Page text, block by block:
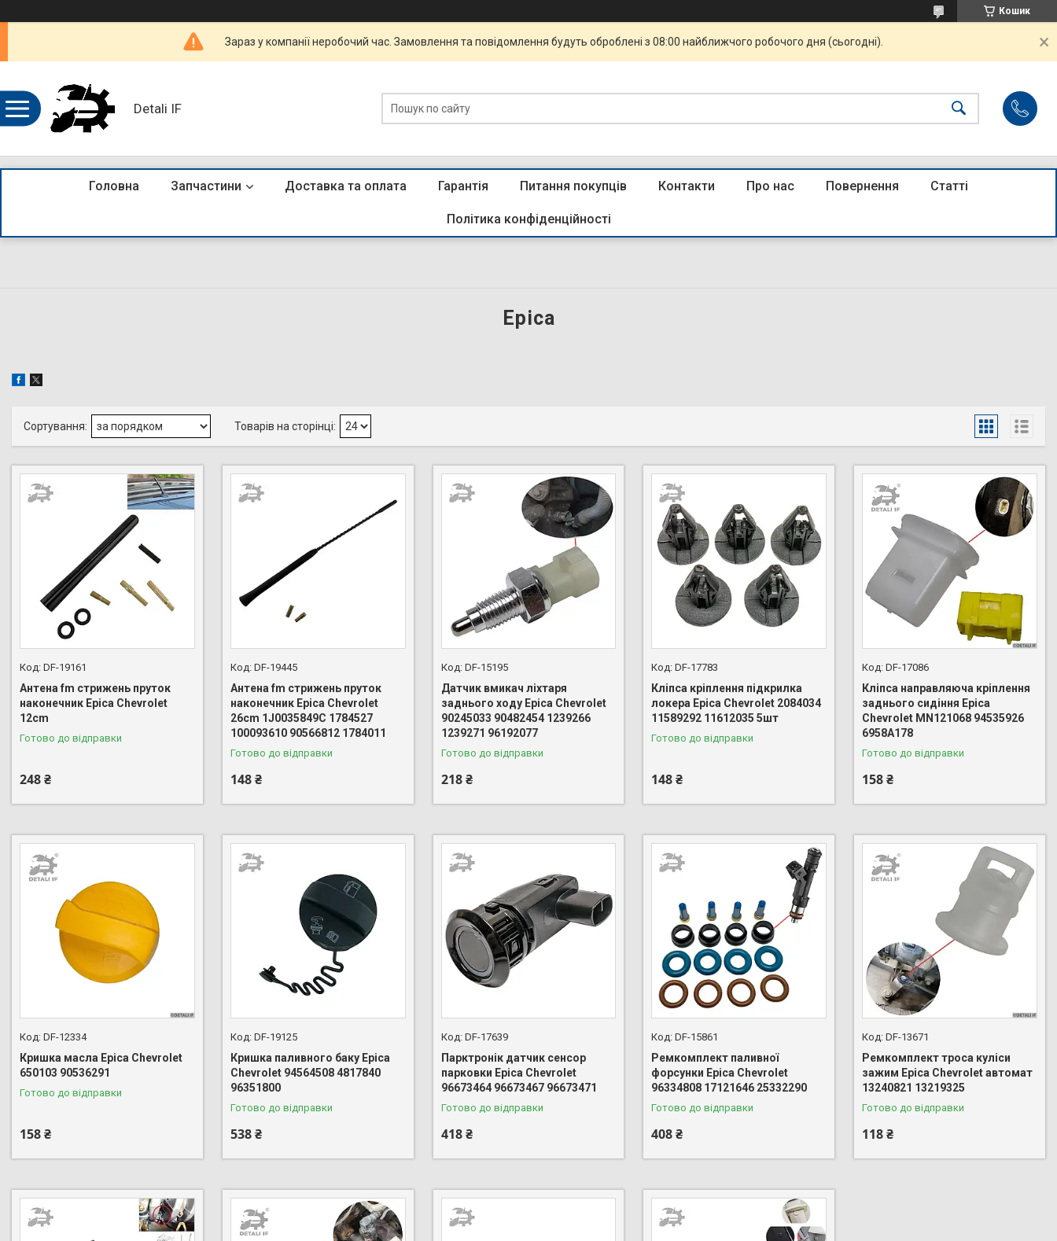
Кошик
Зараз у компанії неробочий час. Замовлення та повідомлення будуть оброблені з 08:00 найближчого робочого дня (сьогодні).
Detali IF
Головна Запчастини Доставка та оплата Гарантія Питання покупців Контакти Про нас Повернення Статті
Політика конфіденційності
Epica
DF-19161
Антена fm стрижень пруток
наконечник Epica Chevrolet
12cm
Готово до відправки
248 ₴
DF-19445
Антена fm стрижень пруток
наконечник Epica Chevrolet
26cm 1J0035849C 1784527
100093610 90566812 1784011
Готово до відправки
148 ₴
DF-15195
Датчик вмикач ліхтаря
заднього ходу Epica Chevrolet
90245033 90482454 1239266
1239271 96192077
Готово до відправки
218 ₴
DF-17783
Кліпса кріплення підкрилка
локера Epica Chevrolet 2084034
11589292 11612035 5шт
Готово до відправки
148 ₴
DF-17086
Кліпса направляюча кріплення
заднього сидіння Epica
Chevrolet MN121068 94535926
6958A178
Готово до відправки
158 ₴
DF-12334
Кришка масла Epica Chevrolet
650103 90536291
Готово до відправки
158 ₴
DF-19125
Кришка паливного баку Epica
Chevrolet 94564508 4817840
96351800
Готово до відправки
538 ₴
DF-17639
Парктронік датчик сенсор
парковки Epica Chevrolet
96673464 96673467 96673471
Готово до відправки
418 ₴
DF-15861
Ремкомплект паливної
форсунки Epica Chevrolet
96334808 17121646 25332290
Готово до відправки
408 ₴
DF-13671
Ремкомплект троса куліси
зажим Epica Chevrolet автомат
13240821 13219325
Готово до відправки
118 ₴